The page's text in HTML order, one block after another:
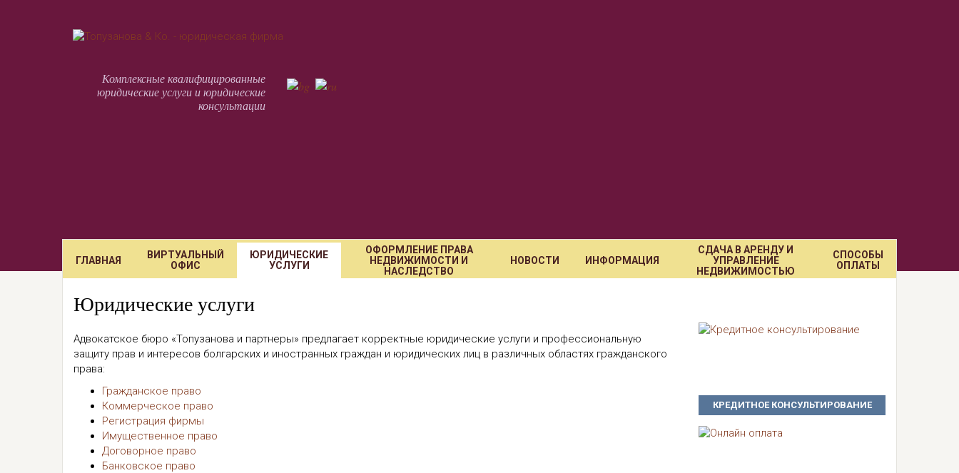
Комплексные квалифицированные
юридические услуги и юридические
консультации
ГЛАВНАЯ
ВИРТУАЛЬНЫЙ
ОФИС
ЮРИДИЧЕСКИЕ
УСЛУГИ
ОФОРМЛЕНИЕ ПРАВА
НЕДВИЖИМОСТИ И
НАСЛЕДСТВО
НОВОСТИ ИНФОРМАЦИЯ
СДАЧА В АРЕНДУ И
УПРАВЛЕНИЕ
НЕДВИЖИМОСТЬЮ
СПОСОБЫ
ОПЛАТЫ
Юридические услуги
Адвокатское бюро «Топузанова и партнеры» предлагает корректные юридические услуги и профессиональную
защиту прав и интересов болгарских и иностранных граждан и юридических лиц в различных областях гражданского
права:
Гражданское право
Коммерческое право
Регистрация фирмы
Имущественное право
Договорное право
Банковское право
КРЕДИТНОЕ КОНСУЛЬТИРОВАНИЕ